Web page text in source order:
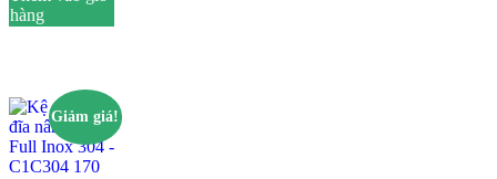
hàng
Giảm giá!